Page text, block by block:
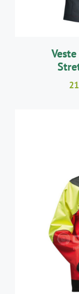
CHOIX